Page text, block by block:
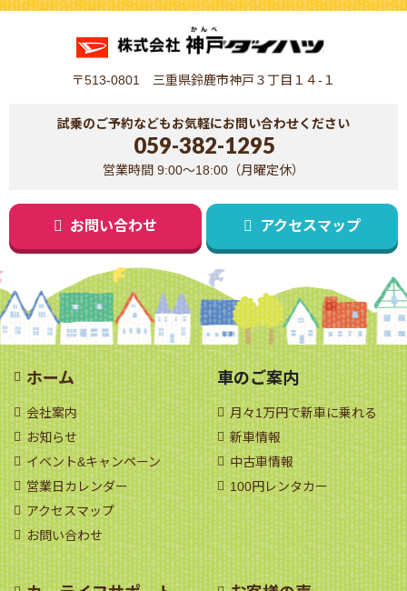
〒513-0801 三重県鈴鹿市神戸３丁目１４-１
試乗のご予約などもお気軽にお問い合わせください
059-382-1295
営業時間 9:00～18:00（月曜定休）
お問い合わせ アクセスマップ
ホーム
会社案内
お知らせ
イベント&キャンペーン
営業日カレンダー
アクセスマップ
お問い合わせ
車のご案内
月々1万円で新車に乗れる
新車情報
中古車情報
100円レンタカー